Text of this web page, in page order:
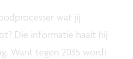
wat jij
Die informatie haalt hij
Want tegen 2035 wordt